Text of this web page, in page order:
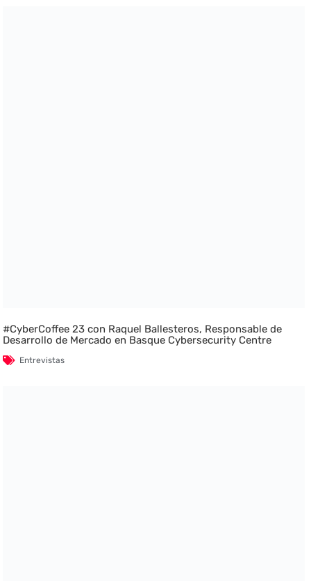
#CyberCoffee 23 con Raquel Ballesteros, Responsable de
Desarrollo de Mercado en Basque Cybersecurity Centre
Entrevistas